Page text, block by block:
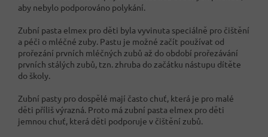
aby nebylo podporováno polykání.
Zubní pasta elmex pro děti byla vyvinuta speciálně pro čištění
a péči o mléčné zuby. Pastu je možné začít používat od
prořezání prvních mléčných zubů až do období prořezávání
prvních stálých zubů, tzn. zhruba do začátku nástupu dítěte
do školy.
Zubní pasty pro dospělé mají často chuť, která je pro malé
děti příliš výrazná. Proto má zubní pasta elmex pro děti
jemnou chuť, která děti podporuje v čištění zubů.